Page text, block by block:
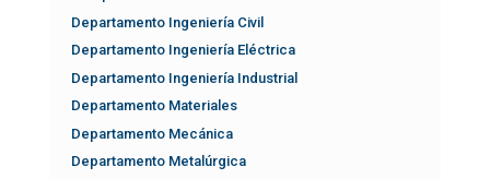
Departamento Ingeniería Civil
Departamento Ingeniería Eléctrica
Departamento Ingeniería Industrial
Departamento Materiales
Departamento Mecánica
Departamento Metalúrgica